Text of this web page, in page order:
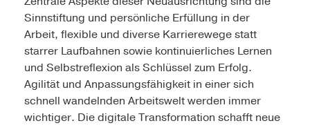
Sinnstiftung und persönliche Erfüllung in der
Arbeit, flexible und diverse Karrierewege statt
starrer Laufbahnen sowie kontinuierliches Lernen
und Selbstreflexion als Schlüssel zum Erfolg.
Agilität und Anpassungsfähigkeit in einer sich
schnell wandelnden Arbeitswelt werden immer
wichtiger. Die digitale Transformation schafft neue